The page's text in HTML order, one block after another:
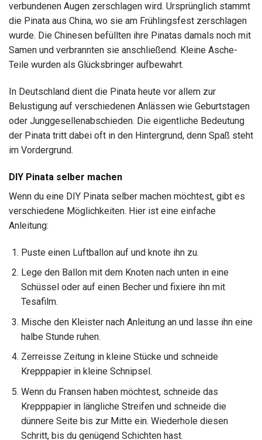
verbundenen Augen zerschlagen wird. Ursprünglich stammt
die Pinata aus China, wo sie am Frühlingsfest zerschlagen
wurde. Die Chinesen befüllten ihre Pinatas damals noch mit
Samen und verbrannten sie anschließend. Kleine Asche-
Teile wurden als Glücksbringer aufbewahrt.
In Deutschland dient die Pinata heute vor allem zur
Belustigung auf verschiedenen Anlässen wie Geburtstagen
oder Junggesellenabschieden. Die eigentliche Bedeutung
der Pinata tritt dabei oft in den Hintergrund, denn Spaß steht
im Vordergrund.
DIY Pinata selber machen
Wenn du eine DIY Pinata selber machen möchtest, gibt es
verschiedene Möglichkeiten. Hier ist eine einfache
Anleitung:
Puste einen Luftballon auf und knote ihn zu.
Lege den Ballon mit dem Knoten nach unten in eine
Schüssel oder auf einen Becher und fixiere ihn mit
Tesafilm.
Mische den Kleister nach Anleitung an und lasse ihn eine
halbe Stunde ruhen.
Zerreisse Zeitung in kleine Stücke und schneide
Krepppapier in kleine Schnipsel.
Wenn du Fransen haben möchtest, schneide das
Krepppapier in längliche Streifen und schneide die
dünnere Seite bis zur Mitte ein. Wiederhole diesen
Schritt, bis du genügend Schichten hast.